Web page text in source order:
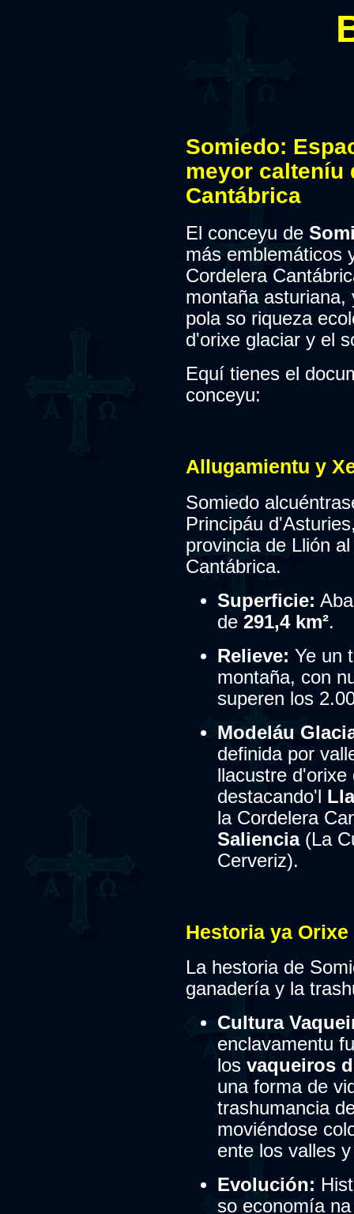
Somiedo:
meyor calteníu
Cantábrica
El conceyu de
más emblemáticos
Cordelera
montaña
pola so riqueza
d'orixe glaciar y el
Equí tienes el
conceyu:
Allugamientu y
Somiedo
Principáu
provincia de Llión
Cantábrica.
Superficie:
de 291,4 km².
Relieve: Ye un
montaña, con
superen los
Modeláu
definida por
llacustre d'orixe
destacando'l
la Cordelera
Saliencia(La
Cerveriz).
Hestoria ya Orixe
La hestoria de
ganadería y la
Cultura
enclavamentu
los vaqueiros
una forma de
trashumancia
moviéndose
ente los valles
Evolución:
so economía